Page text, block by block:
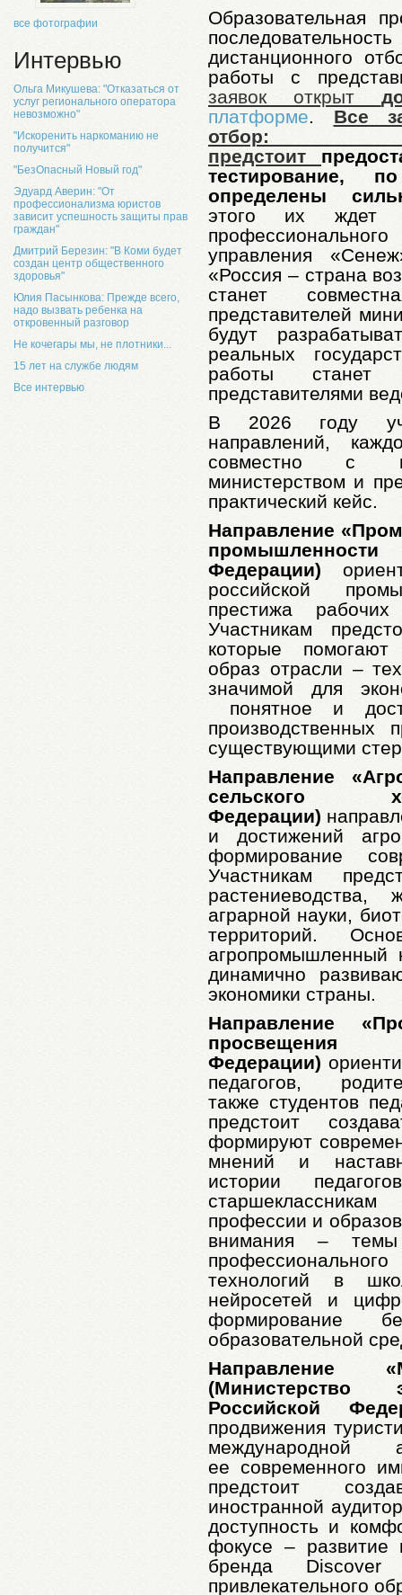
все фотографии
Интервью
Ольга Микушева: "Отказаться от
услуг регионального оператора
невозможно"
"Искоренить наркоманию не
получится"
"БезОпасный Новый год"
Эдуард Аверин: "От
профессионализма юристов
зависит успешность защиты прав
граждан"
Дмитрий Березин: "В Коми будет
создан центр общественного
здоровья"
Юлия Пасынкова: Прежде всего,
надо вызвать ребенка на
откровенный разговор
Не кочегары мы, не плотники...
15 лет на службе людям
Все интервью
Образовательная
дистанционного
работы с
заявок открыт
платформе
Все
отбор:
предстоит
тестирование,
определены
этого их ждет
управления
«Россия – страна
станет
представителей
будут
реальных
работы станет
представителями
В 2026 году
направлений,
совместно с
министерством и
практический кейс.
Направление
Федерации)
российской
престижа
Участникам
которые
образ отрасли –
значимой для
понятное и
существующими
Направление
сельского
Федерации)
и достижений
формирование
Участникам
растениеводства,
аграрной науки,
территорий.
агропромышленный
динамично
экономики страны.
Направление
Федерации)
педагогов,
также студентов
предстоит
формируют
мнений и
истории
профессии и
внимания – темы
технологий в
нейросетей и
формирование
образовательной
Направление
(Министерство
Российской
продвижения
ее современного
предстоит
иностранной
доступность и
фокусе – развитие
бренда
привлекательного